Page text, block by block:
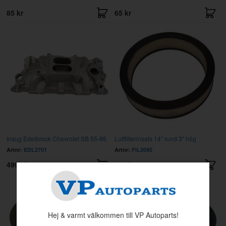
85 kr 65 kr
Insug Edelbrock Chevrolet SB 55-86
Artnr: EDL2701
4999 kr
Luftfilterinsats 14" rund 3" hög
Artnr: FIL2095
439 kr
Hej & varmt välkommen till VP Autoparts!